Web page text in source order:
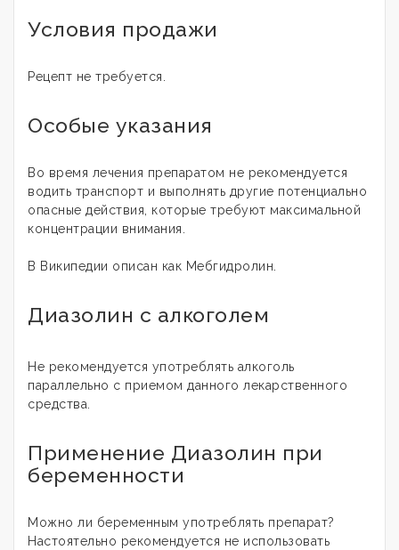
Условия продажи
Рецепт не требуется.
Особые указания
Во время лечения препаратом не рекомендуется
водить транспорт и выполнять другие потенциально
опасные действия, которые требуют максимальной
концентрации внимания.
В Википедии описан как Мебгидролин.
Диазолин с алкоголем
Не рекомендуется употреблять алкоголь
параллельно с приемом данного лекарственного
средства.
Применение Диазолин при
беременности
Можно ли беременным употреблять препарат?
Настоятельно рекомендуется не использовать